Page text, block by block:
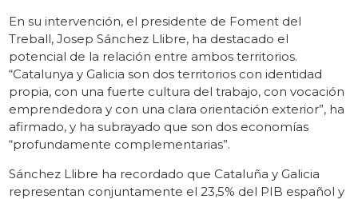
En su intervención, el presidente de Foment del
Treball, Josep Sánchez Llibre, ha destacado el
potencial de la relación entre ambos territorios.
“Catalunya y Galicia son dos territorios con identidad
propia, con una fuerte cultura del trabajo, con vocación
emprendedora y con una clara orientación exterior”, ha
afirmado, y ha subrayado que son dos economías
“profundamente complementarias”.
Sánchez Llibre ha recordado que Cataluña y Galicia
representan conjuntamente el 23,5% del PIB español y